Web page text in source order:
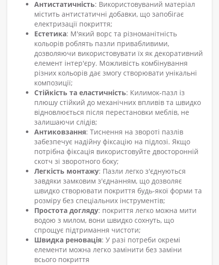
Антистатичність: Використовуваний матеріал
містить антистатичні добавки, що запобігає
електризації покриття;
Естетика: М'який ворс та різноманітність
кольорів роблять пазли привабливими,
дозволяючи використовувати їх як декоративний
елемент інтер'єру. Можливість комбінування
різних кольорів дає змогу створювати унікальні
композиції;
Стійкість та еластичність: Килимок-пазл із
плюшу стійкий до механічних впливів та швидко
відновлюється після перестановки меблів, не
залишаючи слідів;
Антиковзання: Тиснення на звороті пазлів
забезпечує надійну фіксацію на підлозі. Якщо
потрібна фіксація використовуйте двосторонній
скотч зі зворотного боку;
Легкість монтажу: Пазли легко з'єднуються
завдяки замковим з'єднанням, що дозволяє
швидко створювати покриття будь-якої форми та
розміру без спеціальних інструментів;
Простота догляду: покриття легко можна мити
водою з милом, вони швидко сохнуть, що
спрощує підтримання чистоти;
Швидка реновація: У разі потреби окремі
елементи можна легко замінити без заміни
всього покриття